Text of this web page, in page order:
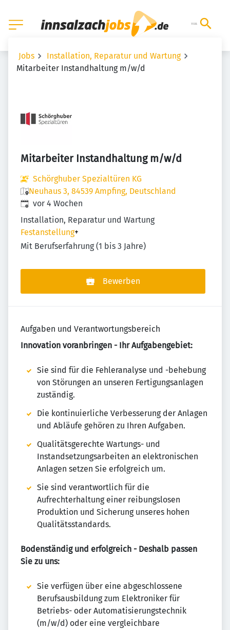
Jobs
Installation, Reparatur und Wartung
Mitarbeiter Instandhaltung m/w/d
Mitarbeiter Instandhaltung m/w/d
Schörghuber Spezialtüren KG
Neuhaus 3, 84539 Ampfing, Deutschland
Veröffentlicht:
vor 4 Wochen
Installation, Reparatur und Wartung
Festanstellung+
Mit Berufserfahrung (1 bis 3 Jahre)
Bewerben
Aufgaben und Verantwortungsbereich
Innovation voranbringen - Ihr Aufgabengebiet:
Sie sind für die Fehleranalyse und -behebung
von Störungen an unseren Fertigungsanlagen
zuständig.
Die kontinuierliche Verbesserung der Anlagen
und Abläufe gehören zu Ihren Aufgaben.
Qualitätsgerechte Wartungs- und
Instandsetzungsarbeiten an elektronischen
Anlagen setzen Sie erfolgreich um.
Sie sind verantwortlich für die
Aufrechterhaltung einer reibungslosen
Produktion und Sicherung unseres hohen
Qualitätsstandards.
Bodenständig und erfolgreich - Deshalb passen
Sie zu uns:
Sie verfügen über eine abgeschlossene
Berufsausbildung zum Elektroniker für
Betriebs- oder Automatisierungstechnik
(m/w/d) oder eine vergleichbare